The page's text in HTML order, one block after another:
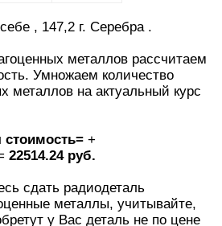
, 147,2 г. Серебра .
металлов рассчитаем
Умножаем количество
металлов на актуальный курс
стоимость= +
22514.24 руб.
сдать радиодеталь
металлы, учитывайте,
у Вас деталь не по цене